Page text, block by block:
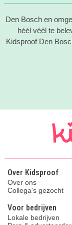
Den Bosch en
héél véél te
Kidsproof Den
Over Kidsproof
Over ons
Collega's gezocht
Voor bedrijven
Lokale bedrijven